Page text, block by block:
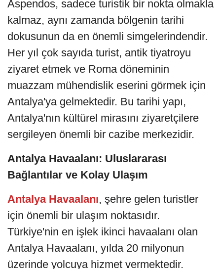
Aspendos, sadece turistik bir nokta olmakla
kalmaz, aynı zamanda bölgenin tarihi
dokusunun da en önemli simgelerindendir.
Her yıl çok sayıda turist, antik tiyatroyu
ziyaret etmek ve Roma döneminin
muazzam mühendislik eserini görmek için
Antalya'ya gelmektedir. Bu tarihi yapı,
Antalya'nın kültürel mirasını ziyaretçilere
sergileyen önemli bir cazibe merkezidir.
Antalya Havaalanı: Uluslararası
Bağlantılar ve Kolay Ulaşım
Antalya Havaalanı, şehre gelen turistler
için önemli bir ulaşım noktasıdır.
Türkiye'nin en işlek ikinci havaalanı olan
Antalya Havaalanı, yılda 20 milyonun
üzerinde yolcuya hizmet vermektedir.